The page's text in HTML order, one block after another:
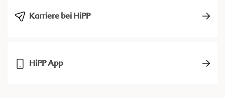
Karriere bei HiPP
HiPP App